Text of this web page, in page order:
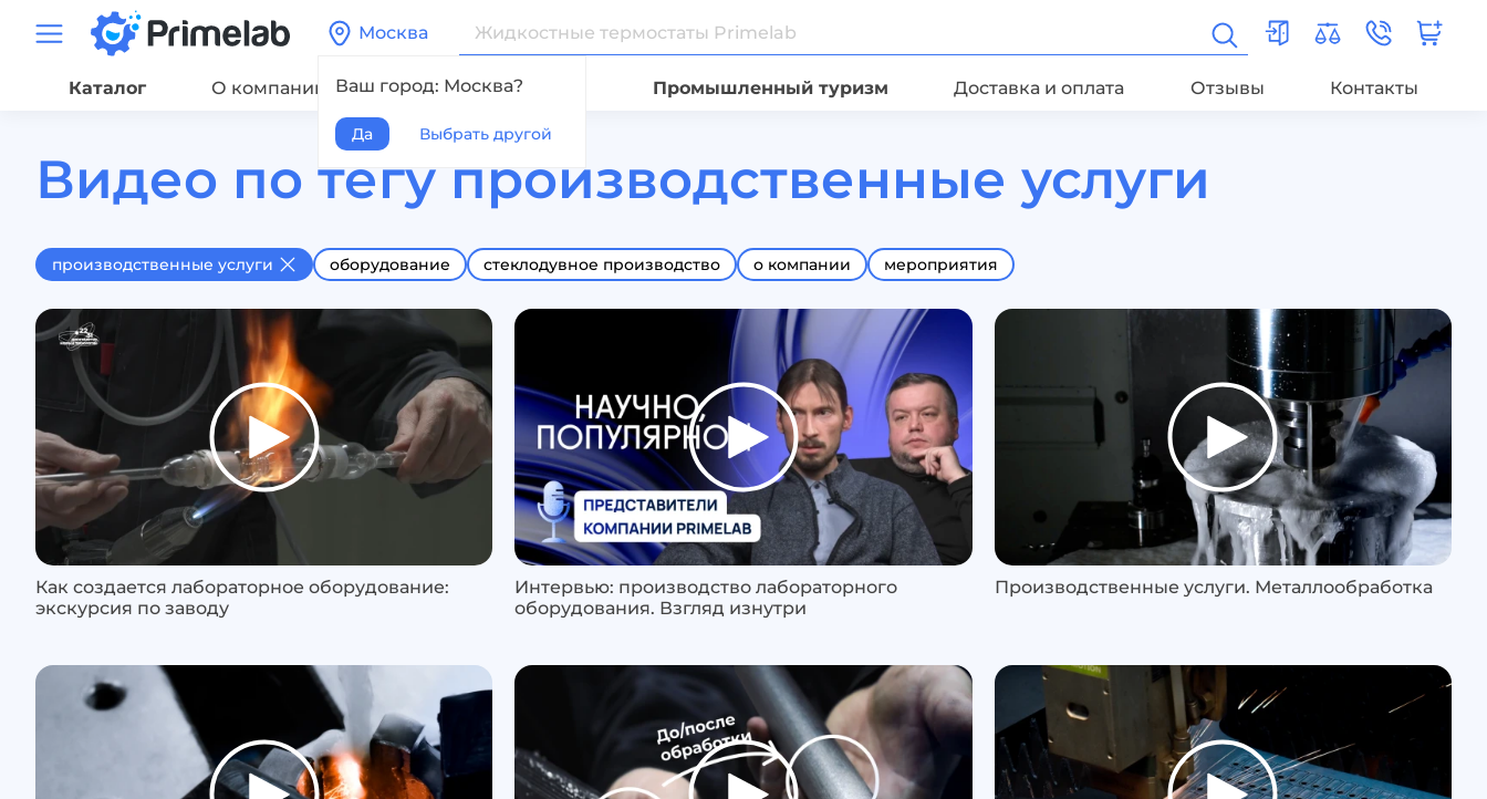
Москва
Ваш город: Москва?
Да Выбрать другой
Каталог О компании Сервис Промышленный туризм Доставка и оплата Отзывы Контакты
Видео по тегу производственные услуги
производственные услуги оборудование стеклодувное производство о компании мероприятия
Как создается лабораторное оборудование:
экскурсия по заводу
Интервью: производство лабораторного
оборудования. Взгляд изнутри
Производственные услуги. Металлообработка